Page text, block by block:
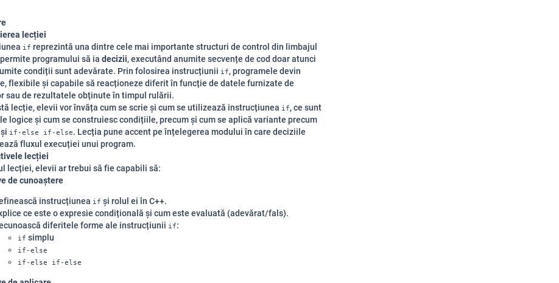
lecției
if reprezintă una dintre cele mai importante structuri de control din limbajul
permite programului să ia decizii, executând anumite secvențe de cod doar atunci
condiții sunt adevărate. Prin folosirea instrucțiunii if, programele devin
flexibile și capabile să reacționeze diferit în funcție de datele furnizate de
sau de rezultatele obținute în timpul rulării.
lecție, elevii vor învăța cum se scrie și cum se utilizează instrucțiunea if, ce sunt
logice și cum se construiesc condițiile, precum și cum se aplică variante precum
și if-else if-else. Lecția pune accent pe înțelegerea modului în care deciziile
fluxul execuției unui program.
lecției
lecției, elevii ar trebui să fie capabili să:
de cunoaștere
instrucțiunea if și rolul ei în C++.
ce este o expresie condițională și cum este evaluată (adevărat/fals).
diferitele forme ale instrucțiunii if:
if simplu
if-else
if-else if-else